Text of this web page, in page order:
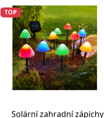
TOP
Solární zahradní zápichy